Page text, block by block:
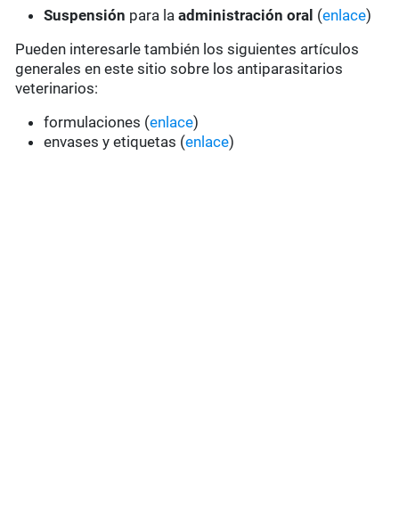
Suspensión para laadministración oral (enlace)
Pueden interesarle también los siguientes artículos
generales en este sitio sobre los antiparasitarios
veterinarios:
formulaciones (enlace)
envases y etiquetas (enlace)